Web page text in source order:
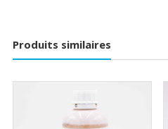
Produits similaires